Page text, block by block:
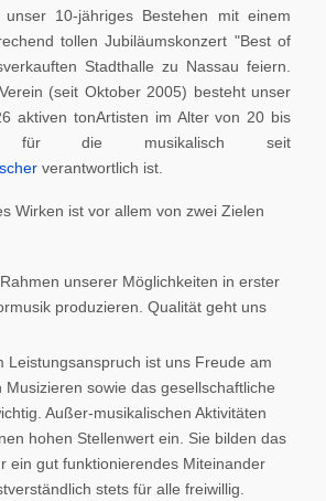
10-jähriges Bestehen mit einem
tollen Jubiläumskonzert "Best of
Stadthalle zu Nassau feiern.
(seit Oktober 2005) besteht unser
aktiven tonArtisten im Alter von 20 bis
für die musikalisch seit
verantwortlich ist.
Wirken ist vor allem von zwei Zielen
unserer Möglichkeiten in erster
produzieren. Qualität geht uns
Leistungsanspruch ist uns Freude am
Musizieren sowie das gesellschaftliche
Außer-musikalischen Aktivitäten
hohen Stellenwert ein. Sie bilden das
ein gut funktionierendes Miteinander
stets für alle freiwillig.